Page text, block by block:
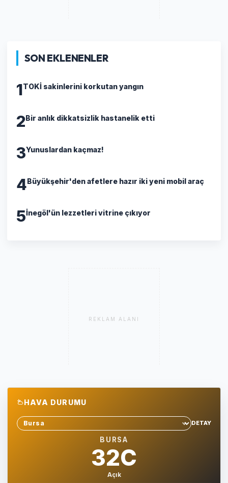
SON EKLENENLER
1TOKİ sakinlerini korkutan yangın
2Bir anlık dikkatsizlik hastanelik etti
3Yunuslardan kaçmaz!
4Büyükşehir'den afetlere hazır iki yeni mobil araç
5İnegöl'ün lezzetleri vitrine çıkıyor
REKLAM ALANI
HAVA DURUMU
Sehir sec
DETAY
BURSA
32C
Açık